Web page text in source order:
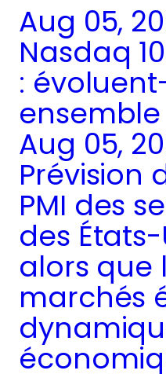
Aug 05,
Nasdaq
:
ensemble
Aug 05,
Prévision
PMI des
des
alors que
marchés